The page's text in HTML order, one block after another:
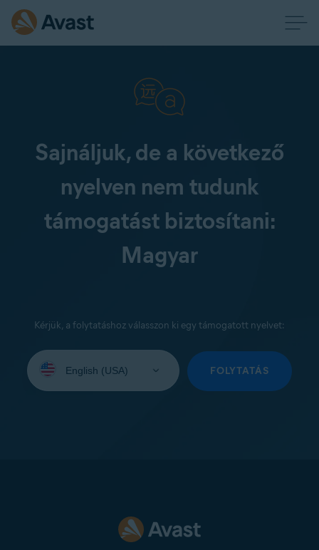
Sajnáljuk, de a következő
nyelven nem tudunk
támogatást biztosítani:
Magyar
Kérjük, a folytatáshoz válasszon ki egy támogatott nyelvet:
your
FOLYTATÁS